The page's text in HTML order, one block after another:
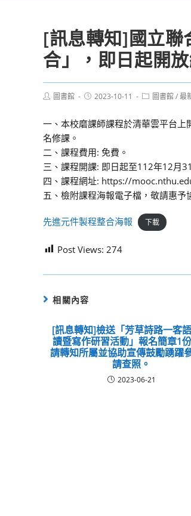
[訊息轉知]國立聯
合」，即日起開
Post圖書館
Post2023-10-11
Post圖書館/最
一、本校磨課師課程於清華雲平台上
名修課。
二、課程費用: 免費。
三、課程開課: 即日起至112年12月
四、課程網址: https://
五、檢附課程海報電子檔，敬請惠予
先進元件製程整合海報 下載
Post Views: 274
相關內容
[訊息轉知]檢送「芳草詩路⼀客
讀暨寫作研習活動」報名簡章1
請轉知所屬並協助宣傳鼓勵踴躍
請查照。
2023-06-21